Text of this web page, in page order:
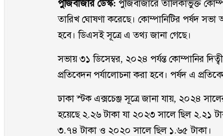
পুঁজিবাজার ডেস্ক: পুঁজিবাজারে তালিকাভুক্ত
তারিখ ঘোষণা করেছে। কোম্পানিটির পর্ষদ
হবে। ডিএসই সূত্রে এ তথ্য জানা গেছে।
সভায় ৩১ ডিসেম্বর, ২০২৪ পর্যন্ত কোম্পানির
প্রতিবেদন পর্যালোচনা করা হবে। পর্ষদ এ
ঢাকা স্টক এক্সচেঞ্জ সূত্রে জানা যায়, ২০২৪
হয়েছে ২.২৬ টাকা যা ২০২৩ সালে ছিল ২.২১
৩.৭৪ টাকা ও ২০২০ সালে ছিল ১.৬৫ টাকা।